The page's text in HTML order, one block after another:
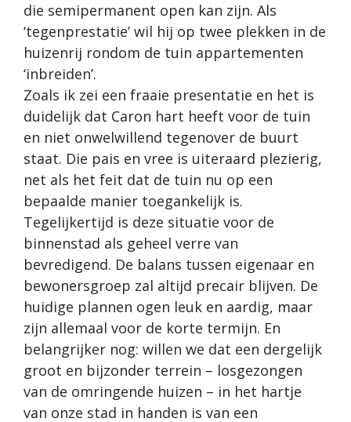
die semipermanent open kan zijn. Als
‘tegenprestatie’ wil hij op twee plekken in de
huizenrij rondom de tuin appartementen
‘inbreiden’.
Zoals ik zei een fraaie presentatie en het is
duidelijk dat Caron hart heeft voor de tuin
en niet onwelwillend tegenover de buurt
staat. Die pais en vree is uiteraard plezierig,
net als het feit dat de tuin nu op een
bepaalde manier toegankelijk is.
Tegelijkertijd is deze situatie voor de
binnenstad als geheel verre van
bevredigend. De balans tussen eigenaar en
bewonersgroep zal altijd precair blijven. De
huidige plannen ogen leuk en aardig, maar
zijn allemaal voor de korte termijn. En
belangrijker nog: willen we dat een dergelijk
groot en bijzonder terrein – losgezongen
van de omringende huizen – in het hartje
van onze stad in handen is van een